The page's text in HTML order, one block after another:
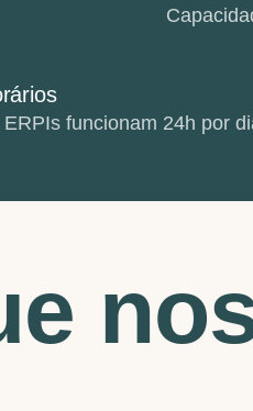
ERPIs funcionam 24h por